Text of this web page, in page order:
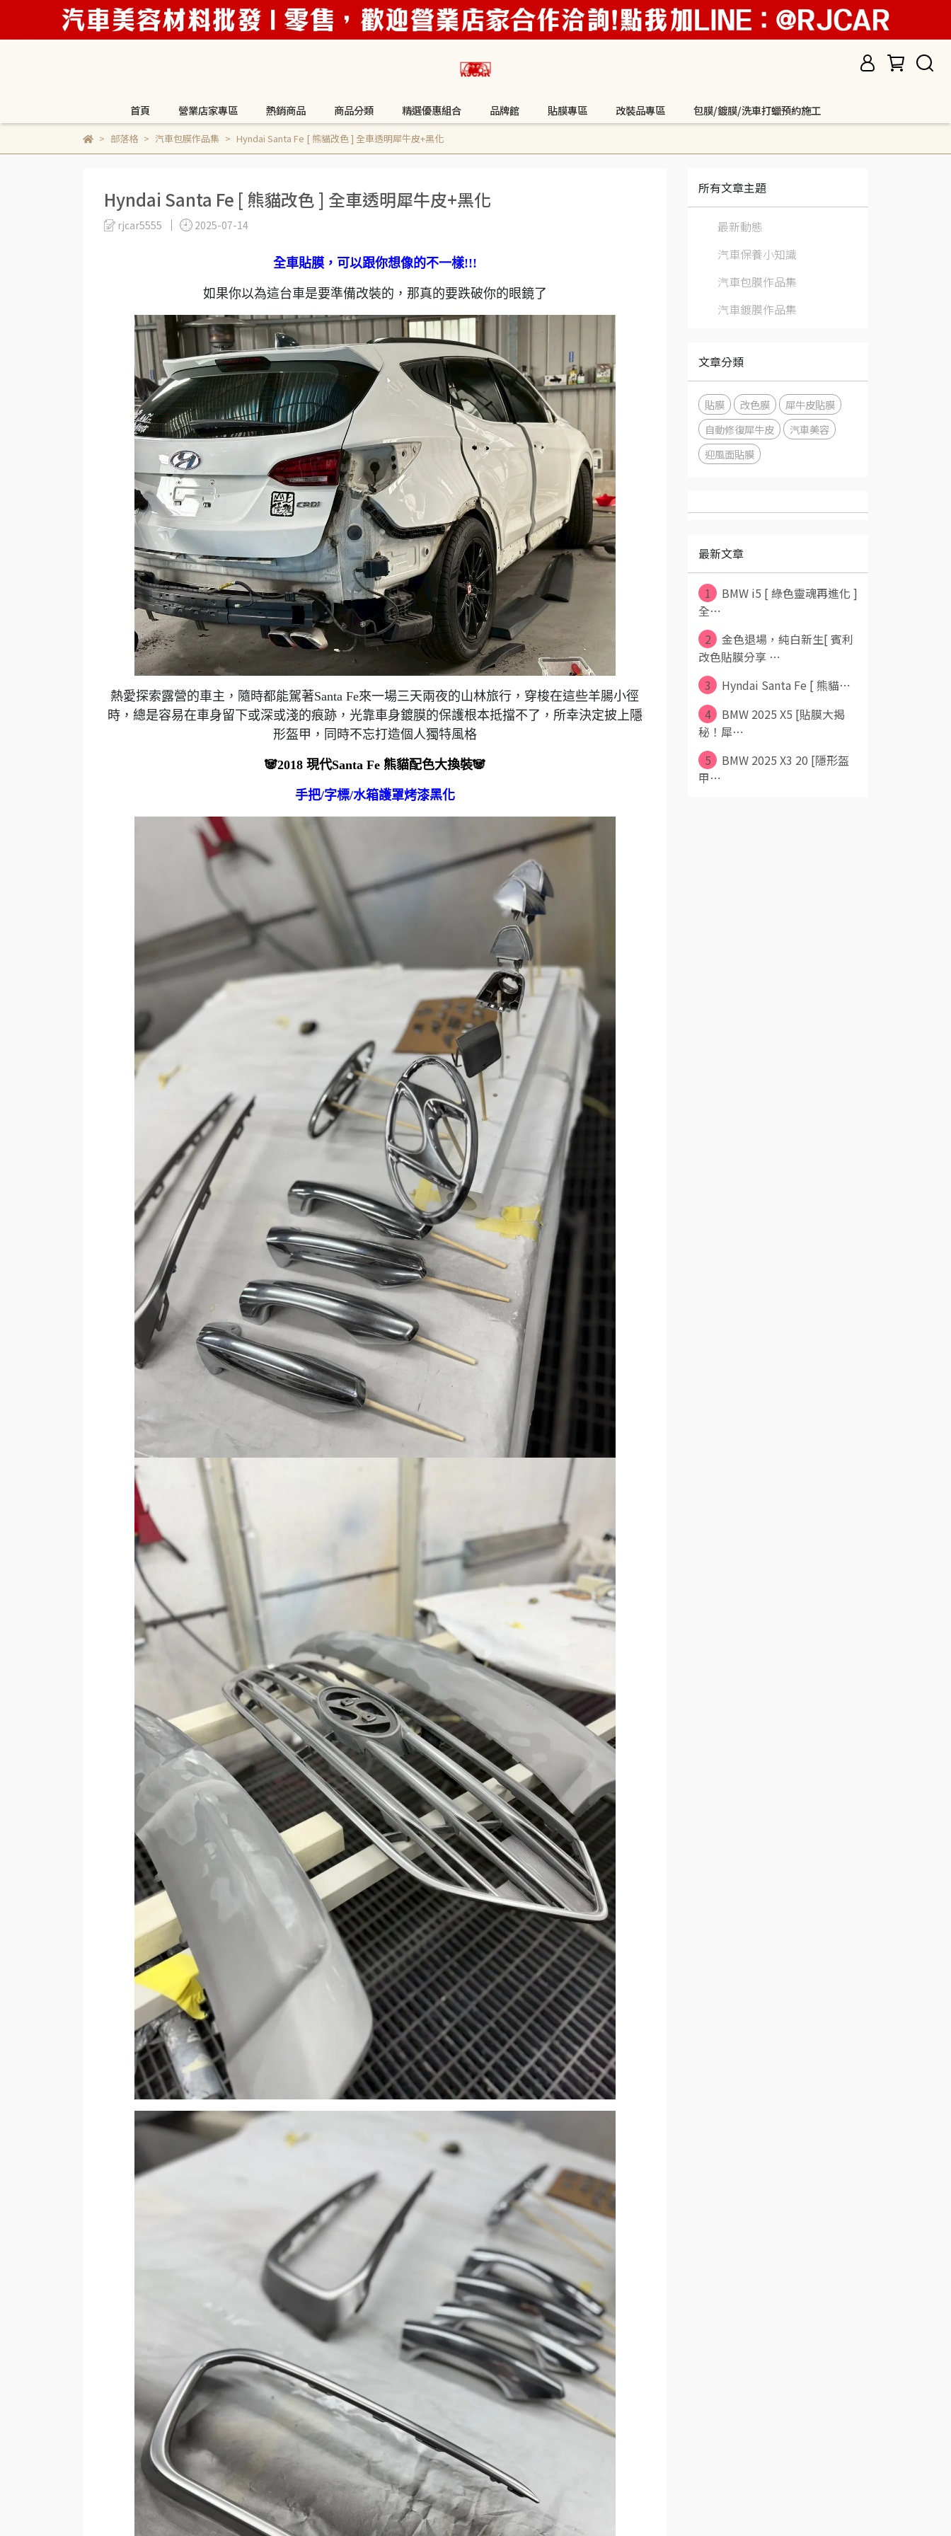
首頁 營業店家專區 熱銷商品 商品分類 精選優惠組合 品牌館 貼膜專區 改裝品專區 包膜/鍍膜/洗車打蠟預約施工
部落格 汽車包膜作品集 Hyndai Santa Fe [ 熊貓改色 ] 全車透明犀牛皮+黑化
Hyndai Santa Fe [ 熊貓改色 ] 全車透明犀牛皮+黑化
rjcar5555 2025-07-14
全車貼膜，可以跟你想像的不一樣!!!
如果你以為這台車是要準備改裝的，那真的要跌破你的眼鏡了
熱愛探索露營的車主，隨時都能駕著Santa Fe來一場三天兩夜的山林旅行，穿梭在這些羊腸小徑
時，總是容易在車身留下或深或淺的痕跡，光靠車身鍍膜的保護根本抵擋不了，所幸決定披上隱
形盔甲，同時不忘打造個人獨特風格
🐼2018 現代Santa Fe 熊貓配色大換裝🐼
手把/字標/水箱護罩烤漆黑化
所有文章主題
最新動態
汽車保養小知識
汽車包膜作品集
汽車鍍膜作品集
文章分類
貼膜 改色膜
犀牛皮貼膜
自動修復犀牛皮
汽車美容
迎風面貼膜
最新文章
1
BMW i5 [ 綠色靈魂再進化 ]
全⋯
2
金色退場，純白新生[ 賓利
改色貼膜分享 ⋯
3
Hyndai Santa Fe [ 熊貓⋯
4
BMW 2025 X5 [貼膜大揭
秘！犀⋯
5
BMW 2025 X3 20 [隱形盔
甲⋯